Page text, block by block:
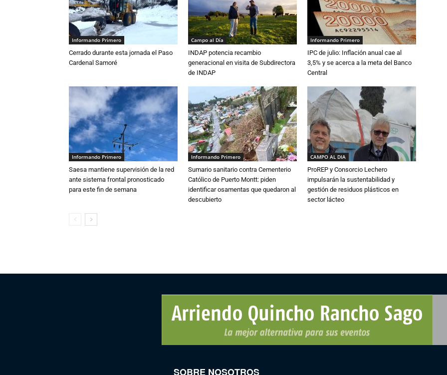
Informando Primero
Cerrado durante esta jornada el Paso
Cardenal Samoré
Campo al Día
INDAP potencia recambio
generacional en visita de Subdirectora
de INDAP
Informando Primero
IPC de julio: Inflación anual cae al
3,5% y se acerca a la meta del Banco
Central
Informando Primero
Saesa mantiene supervisión de la red
ante sistema frontal pronosticado
para este fin de semana
Informando Primero
Sumario sanitario contra Cementerio
Católico de Puerto Montt: piden
identificar osamentas que quedaron al
descubierto
CAMPO AL DIA
ProREP y Consorcio Lechero
impulsarán la sustentabilidad y
gestión de residuos plásticos en
sector lácteo
SOBRE NOSOTROS